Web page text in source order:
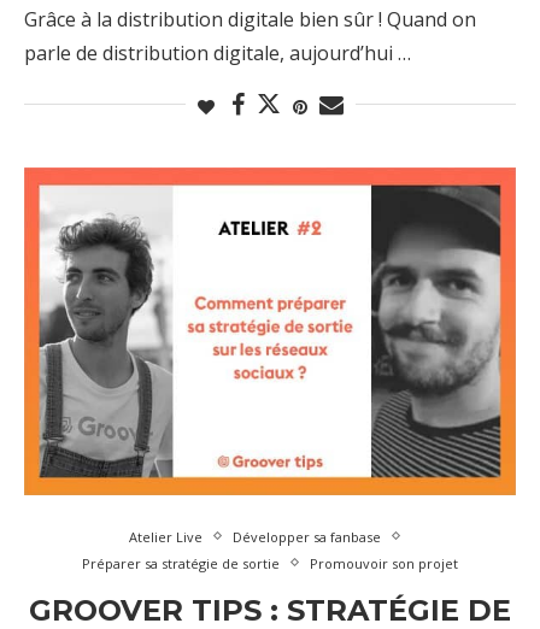
Grâce à la distribution digitale bien sûr ! Quand on
parle de distribution digitale, aujourd’hui …
Atelier Live
Développer sa fanbase
Préparer sa stratégie de sortie
Promouvoir son projet
GROOVER TIPS : STRATÉGIE DE